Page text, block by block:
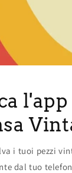
i tuoi pezzi
dal tuo